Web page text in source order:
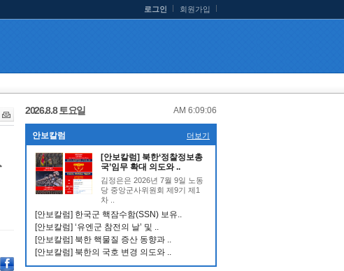
로그인 회원가입
2026.8.8 토요일 AM 6:09:07
안보칼럼 더보기
[안보칼럼] 북한‘정찰정보총
국’임무 확대 의도와 ..
김정은은 2026년 7월 9일 노동
당 중앙군사위원회 제9기 제1
차 ..
[안보칼럼] 한국군 핵잠수함(SSN) 보유..
[안보칼럼] ‘유엔군 참전의 날’ 및 ..
[안보칼럼] 북한 핵물질 증산 동향과 ..
[안보칼럼] 북한의 국호 변경 의도와 ..